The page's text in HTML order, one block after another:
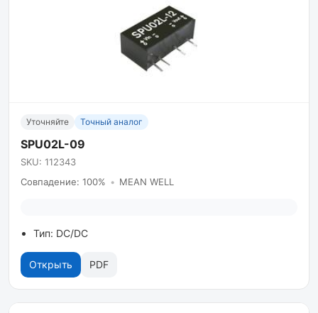
Уточняйте Точный аналог
SPU02L-09
SKU: 112343
Совпадение: 100% • MEAN WELL
Тип: DC/DC
Открыть PDF